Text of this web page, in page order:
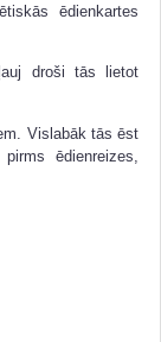
ēdienkartes
droši tās lietot
Vislabāk tās ēst
ēdienreizes,